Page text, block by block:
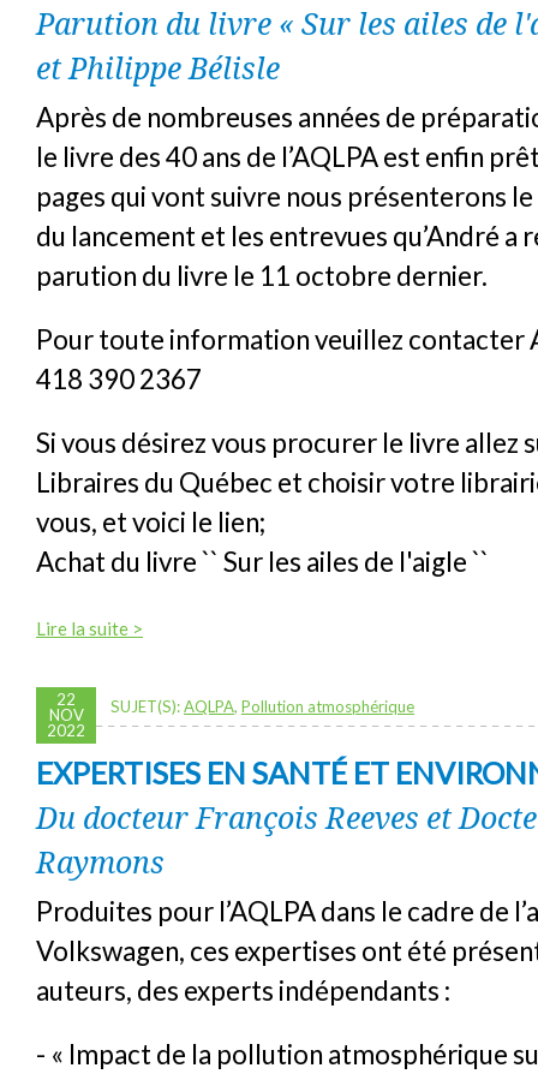
Parution du livre « Sur les ailes de
et Philippe Bélisle
Après de nombreuses années de
le livre des 40 ans de l’AQLPA est enfin
pages qui vont suivre nous présenterons
du lancement et les entrevues qu’André a
parution du livre le 11 octobre dernier.
Pour toute information veuillez contacter
418 390 2367
Si vous désirez vous procurer le livre allez
Libraires du Québec et choisir votre
vous, et voici le lien;
Achat du livre `` Sur les ailes de l'aigle ``
Lire la suite >
22
NOV
2022
SUJET(S):AQLPA, Pollution atmosphérique
EXPERTISES EN SANTÉ ET
Du docteur François Reeves et
Raymons
Produites pour l’AQLPA dans le cadre de
Volkswagen, ces expertises ont été
auteurs, des experts indépendants :
- « Impact de la pollution atmosphérique